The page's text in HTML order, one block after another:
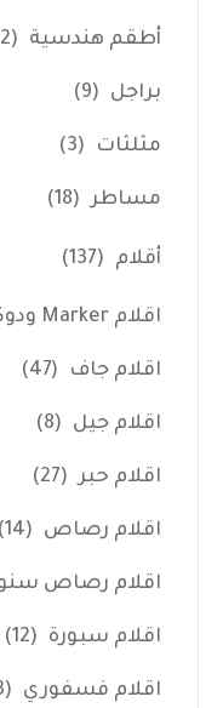
أطقم هندسية (22)
براجل (9)
مثلثات (3)
مساطر (18)
أقلام (137)
اقلام Marker ودوكو
اقلام جاف (47)
اقلام جيل (8)
اقلام حبر (27)
اقلام رصاص (14)
اقلام رصاص
اقلام سبورة White Board (12)
اقلام فسفوري (3)